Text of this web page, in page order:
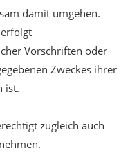
damit umgehen.
Vorschriften oder
Zweckes ihrer
ist.
zugleich auch